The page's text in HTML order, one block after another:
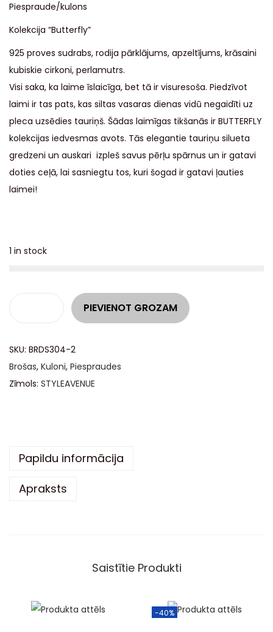
Piespraude/kulons
Kolekcija “Butterfly”
925 proves sudrabs, rodija pārklājums, apzeltījums, krāsaini
kubiskie cirkoni, perlamutrs.
Visi saka, ka laime īslaicīga, bet tā ir visuresoša. Piedzīvot
laimi ir tas pats, kas siltas vasaras dienas vidū negaidīti uz
pleca uzsēdies tauriņš. Šādas laimīgas tikšanās ir BUTTERFLY
kolekcijas iedvesmas avots. Tās elegantie tauriņu silueta
gredzeni un auskari izpleš savus pērļu spārnus un ir gatavi
doties ceļā, lai sasniegtu tos, kuri šogad ir gatavi ļauties
laimei!
1 in stock
PIEVIENOT GROZAM
SKU: BRDS304-2
Brošas, Kuloni, Piespraudes
Zīmols: STYLEAVENUE
Papildu informācija
Apraksts
Saistītie Produkti
-40%